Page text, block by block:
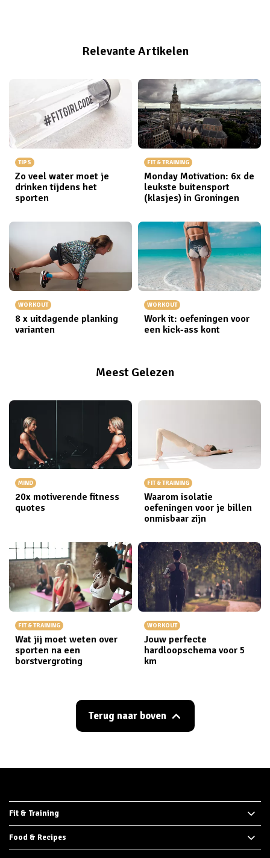
Relevante Artikelen
TIPS
Zo veel water moet je
drinken tijdens het
sporten
FIT & TRAINING
Monday Motivation: 6x de
leukste buitensport
(klasjes) in Groningen
WORKOUT
8 x uitdagende planking
varianten
WORKOUT
Work it: oefeningen voor
een kick-ass kont
Meest Gelezen
MIND
20x motiverende fitness
quotes
FIT & TRAINING
Waarom isolatie
oefeningen voor je billen
onmisbaar zijn
FIT & TRAINING
Wat jij moet weten over
sporten na een
borstvergroting
WORKOUT
Jouw perfecte
hardloopschema voor 5
km
Terug naar boven
Fit & Training
Food & Recipes